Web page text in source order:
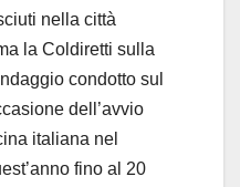
nella città
la Coldiretti sulla
condotto sul
dell’avvio
italiana nel
fino al 20